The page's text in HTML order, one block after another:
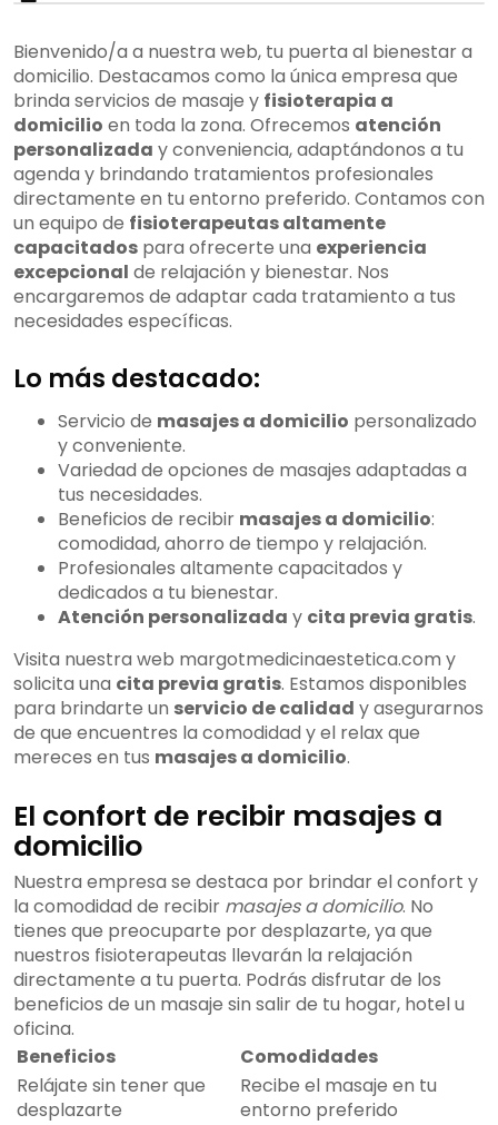
Bienvenido/a a nuestra web, tu puerta al bienestar a
domicilio. Destacamos como la única empresa que
brinda servicios de masaje y fisioterapia a
domicilio en toda la zona. Ofrecemos atención
personalizada y conveniencia, adaptándonos a tu
agenda y brindando tratamientos profesionales
directamente en tu entorno preferido. Contamos con
un equipo de fisioterapeutas altamente
capacitados para ofrecerte una experiencia
excepcional de relajación y bienestar. Nos
encargaremos de adaptar cada tratamiento a tus
necesidades específicas.
Lo más destacado:
Servicio de masajes a domicilio personalizado
y conveniente.
Variedad de opciones de masajes adaptadas a
tus necesidades.
Beneficios de recibir masajes a domicilio:
comodidad, ahorro de tiempo y relajación.
Profesionales altamente capacitados y
dedicados a tu bienestar.
Atención personalizada y cita previa gratis.
Visita nuestra web margotmedicinaestetica.com y
solicita una cita previa gratis. Estamos disponibles
para brindarte un servicio de calidad y asegurarnos
de que encuentres la comodidad y el relax que
mereces en tus masajes a domicilio.
El confort de recibir masajes a
domicilio
Nuestra empresa se destaca por brindar el confort y
la comodidad de recibir masajes a domicilio. No
tienes que preocuparte por desplazarte, ya que
nuestros fisioterapeutas llevarán la relajación
directamente a tu puerta. Podrás disfrutar de los
beneficios de un masaje sin salir de tu hogar, hotel u
oficina.
Beneficios
Comodidades
Relájate sin tener que
desplazarte
Recibe el masaje en tu
entorno preferido